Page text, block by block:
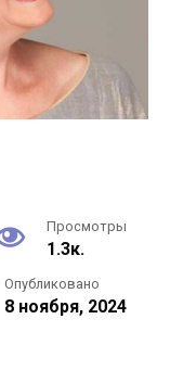
Просмотры
1.3к.
Опубликовано
8 ноября, 2024